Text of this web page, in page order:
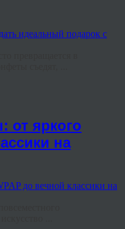
от яркого
на